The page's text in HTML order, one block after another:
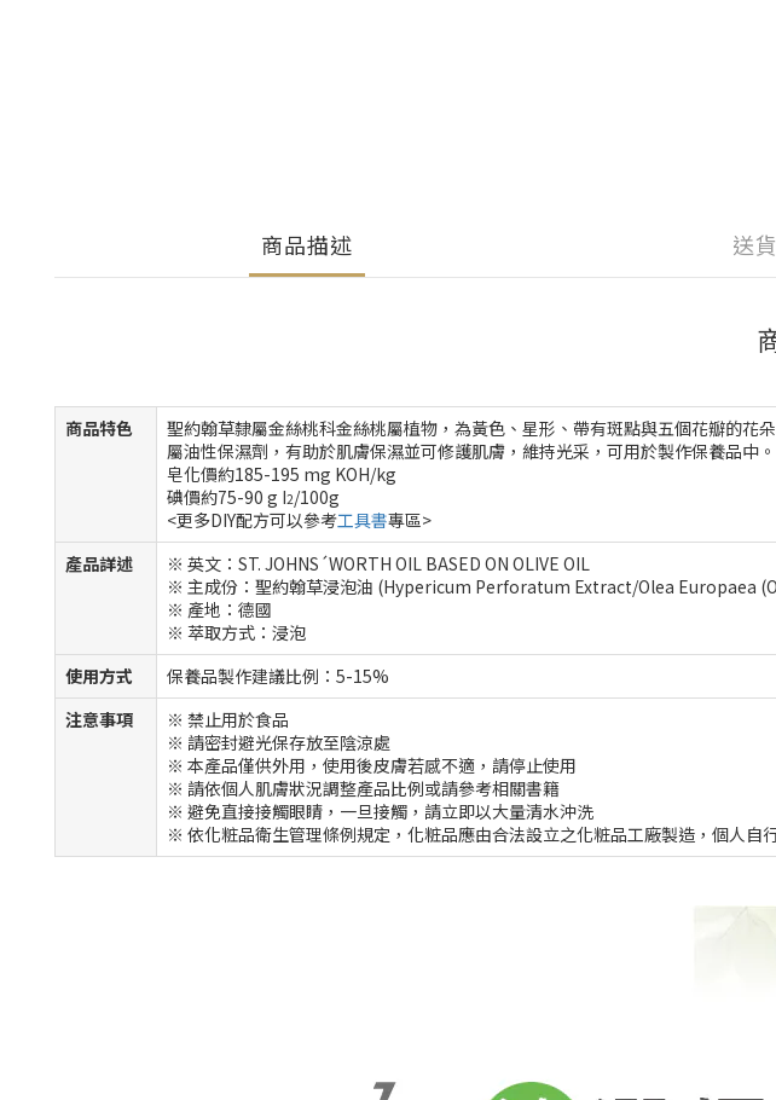
商品描述 送
商品特色
聖約翰草隸屬金絲桃科金絲桃屬植物，為黃色、星形、帶有斑點與五個花瓣的花
屬油性保濕劑，有助於肌膚保濕並可修護肌膚，維持光采，可用於製作保養品中。
皂化價約185-195 mg KOH/kg
碘價約75-90 g I2/100g
<更多DIY配方可以參考工具書專區>
產品詳述
※ 英文：ST. JOHNS´WORTH OIL BASED ON OLIVE OIL
※ 主成份：聖約翰草浸泡油 (Hypericum Perforatum Extract/Olea Europaea
※ 產地：德國
※ 萃取方式：浸泡
使用方式
保養品製作建議比例：5-15%
注意事項
※ 禁止用於食品
※ 請密封避光保存放至陰涼處
※ 本產品僅供外用，使用後皮膚若感不適，請停止使用
※ 請依個人肌膚狀況調整產品比例或請參考相關書籍
※ 避免直接接觸眼睛，一旦接觸，請立即以大量清水沖洗
※ 依化粧品衛生管理條例規定，化粧品應由合法設立之化粧品工廠製造，個人自